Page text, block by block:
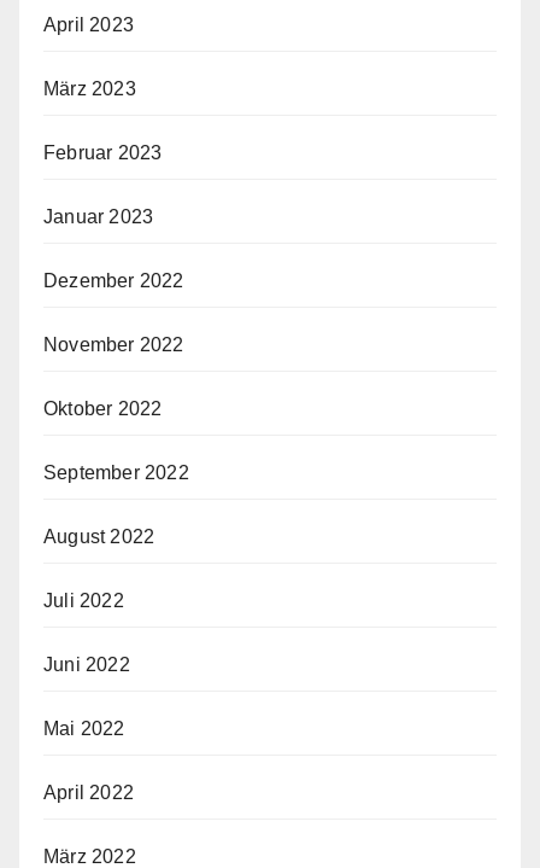
April 2023
März 2023
Februar 2023
Januar 2023
Dezember 2022
November 2022
Oktober 2022
September 2022
August 2022
Juli 2022
Juni 2022
Mai 2022
April 2022
März 2022